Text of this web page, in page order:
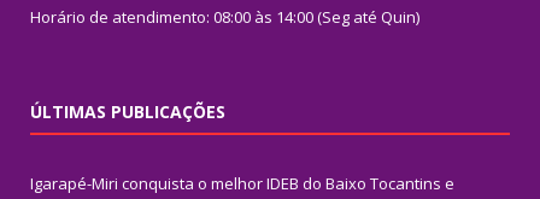
Horário de atendimento: 08:00 às 14:00 (Seg até Quin)
ÚLTIMAS PUBLICAÇÕES
Igarapé-Miri conquista o melhor IDEB do Baixo Tocantins e